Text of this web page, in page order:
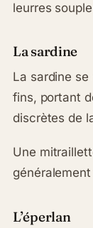
leurres
La sardine
La sardine
fins, portant
discrètes de
Une
L’éperlan